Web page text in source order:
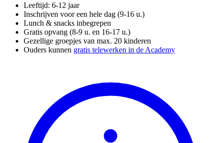
Leeftijd: 6-12 jaar
Inschrijven voor een hele dag (9-16 u.)
Lunch & snacks inbegrepen
Gratis opvang (8-9 u. en 16-17 u.)
Gezellige groepjes van max. 20 kinderen
Ouders kunnen gratis telewerken in de Academy